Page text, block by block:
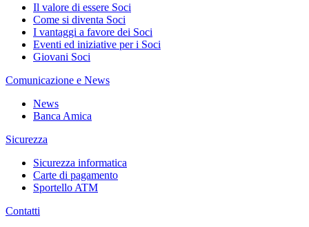
Il valore di essere Soci
Come si diventa Soci
I vantaggi a favore dei Soci
Eventi ed iniziative per i Soci
Giovani Soci
Comunicazione e News
News
Banca Amica
Sicurezza
Sicurezza informatica
Carte di pagamento
Sportello ATM
Contatti